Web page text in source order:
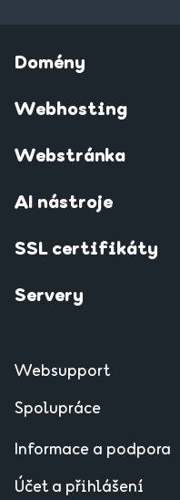
Domény
Webhosting
Webstránka
AI nástroje
SSL certifikáty
Servery
Websupport
Spolupráce
Informace a podpora
Účet a přihlášení